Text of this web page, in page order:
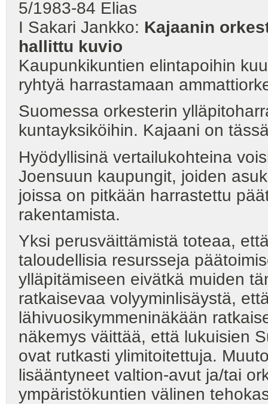
5/1983-84 Elias
I Sakari Jankko: Kajaanin
hallittu kuvio
Kaupunkikuntien elintapoihin
ryhtyä harrastamaan
Suomessa orkesterin
kuntayksiköihin. Kajaani on
Hyödyllisinä vertailukohteina
Joensuun kaupungit, joiden
joissa on pitkään harrastettu
rakentamista.
Yksi perusväittämistä toteaa,
taloudellisia resursseja
ylläpitämiseen eivätkä muiden
ratkaisevaa volyyminlisäystä,
lähivuosikymmeninäkään
näkemys väittää, että lukuisien
ovat rutkasti ylimitoitettuja.
lisääntyneet valtion-avut ja/tai
ympäristökuntien välinen